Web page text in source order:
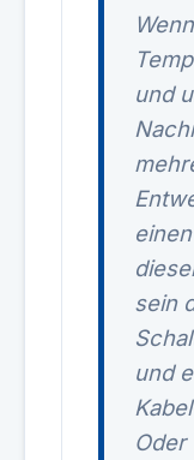
und
sein
und
Oder